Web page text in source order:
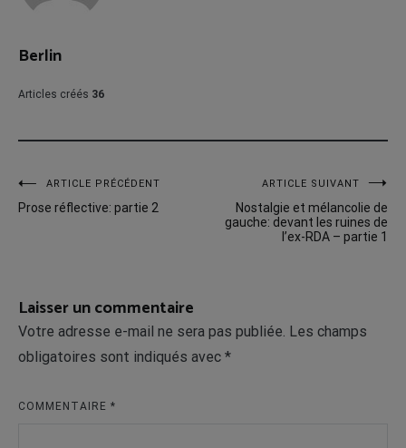
Berlin
Articles créés 36
Navigation
de
ARTICLE PRÉCÉDENT
Prose réflective: partie 2
ARTICLE SUIVANT
Nostalgie et mélancolie de
gauche: devant les ruines de
l’ex-RDA – partie 1
Laisser un commentaire
Votre adresse e-mail ne sera pas publiée. Les champs
obligatoires sont indiqués avec *
COMMENTAIRE *